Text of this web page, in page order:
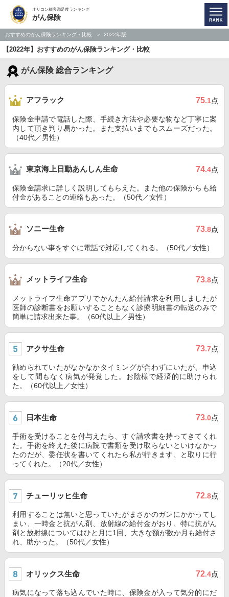
オリコン顧客満足度ランキング
がん保険
おすすめのがん保険ランキング・比較 2022年版
【2022年】おすすめのがん保険ランキング・比較
がん保険 総合ランキング
アフラック 75.1点
保険金申請で電話した際、手続き方法や必要な物など丁寧に案
内して頂き判り易かった。また支払いまでもスムーズだった。
（40代／男性）
東京海上日動あんしん生命 74.4点
保険金請求に詳しく説明してもらえた。また他の保険からも給
付金があることの連絡もあった。（50代／女性）
ソニー生命 73.8点
分からない事をすぐに電話で対応してくれる。（50代／女性）
メットライフ生命 73.8点
メットライフ生命アプリでかんたん給付請求を利用しましたが
医師の診断書をお願いすることもなく診療明細書の転送のみで
簡単に請求出来た事。（60代以上／男性）
アクサ生命 73.7点
勧められていたがなかなかタイミングが合わずにいたが、申込
をして間もなく病気が発覚した。お陰様で経済的に助けられ
た。（60代以上／女性）
日本生命 73.0点
手術を受けることを付与えたら、すぐ請求書を持ってきてくれ
た。手術を終えた後に病院で書類を受け取らないといけなかっ
たのだが、委任状を書いてくれたら私が行きます、と取りに行
ってくれた。（20代／女性）
チューリッヒ生命 72.8点
利用することは無いと思っていたがまさかのガンにかかってし
まい、一時金と抗がん剤、放射線の給付金がおり、特に抗がん
剤と放射線についてはひと月に1回、大きな額が数か月も給付さ
れ、助かった。（50代／女性）
オリックス生命 72.4点
病気になって落ち込んでいた時に、保険金が入って気分的にだ